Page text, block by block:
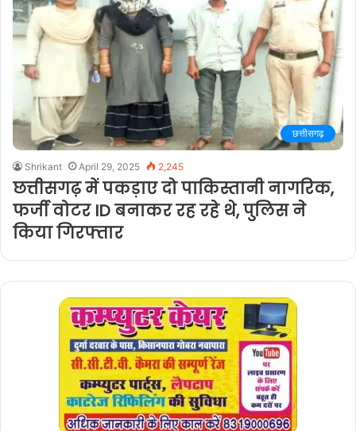
छत्तीसगढ़
Shrikant April 29, 2025 2,245
छत्तीसगढ़ में पकड़ाए दो पाकिस्तानी नागरिक,
फर्जी वोटर ID बनाकर रह रहे थे, पुलिस ने
किया गिरफ्तार